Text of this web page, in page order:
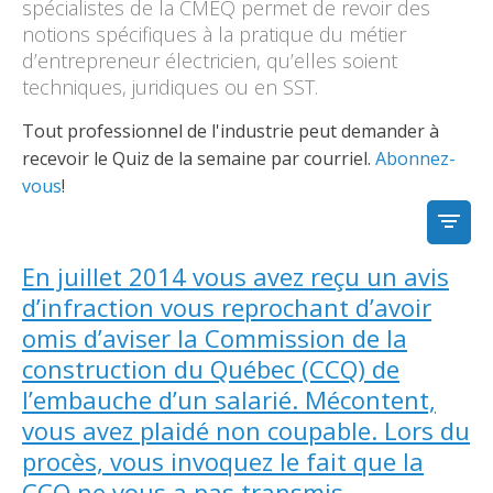
Découvrez notre campagne de
sensibilisation
Déposer une plainte
Faire affaire avec un maître électricien
Comment choisir un entrepreneur électricien
Découvrir l'espace Entrepreneurs
électriciens
dans
une
nouvelle
fenêtre
Quiz de la semaine
Avantages et privilèges
pour les membres
Ressources informationnelles
Découvrir l'espace Devenir
entrepreneur
dans
une
nouvelle
fenêtre
Documents
Formulaires, guides et autres documents
informatifs
Demande de délivrance ou de modification d’une
licence d’entrepreneur
Mission et historique
Instances décisionnelles
Comités de la CMEQ
Le personnel de la CMEQ
dans
une
nouvelle
fenêtre
Centre d'expertise et de formation
À propos
Offre de formation de la CMEQ
spécialistes de la CMEQ permet de revoir des
notions spécifiques à la pratique du métier
d’entrepreneur électricien, qu’elles soient
techniques, juridiques ou en SST.
Tout professionnel de l'industrie peut demander à
recevoir le Quiz de la semaine par courriel. Abonnez-
vous!
En juillet 2014 vous avez reçu un avis
d’infraction vous reprochant d’avoir
omis d’aviser la Commission de la
construction du Québec (CCQ) de
l’embauche d’un salarié. Mécontent,
vous avez plaidé non coupable. Lors du
procès, vous invoquez le fait que la